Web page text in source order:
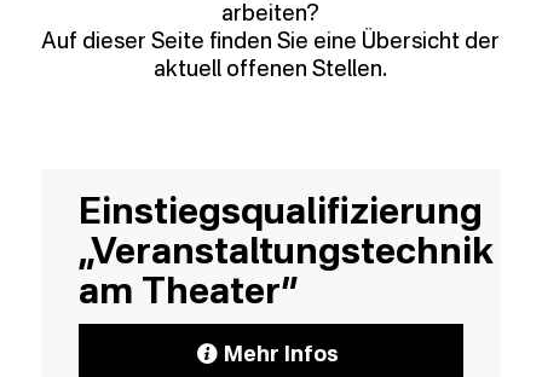
arbeiten?
Auf dieser Seite finden Sie eine Übersicht der
aktuell offenen Stellen.
Einstiegsqualifizierung
„Veranstaltungstechnik
am Theater”
Mehr Infos